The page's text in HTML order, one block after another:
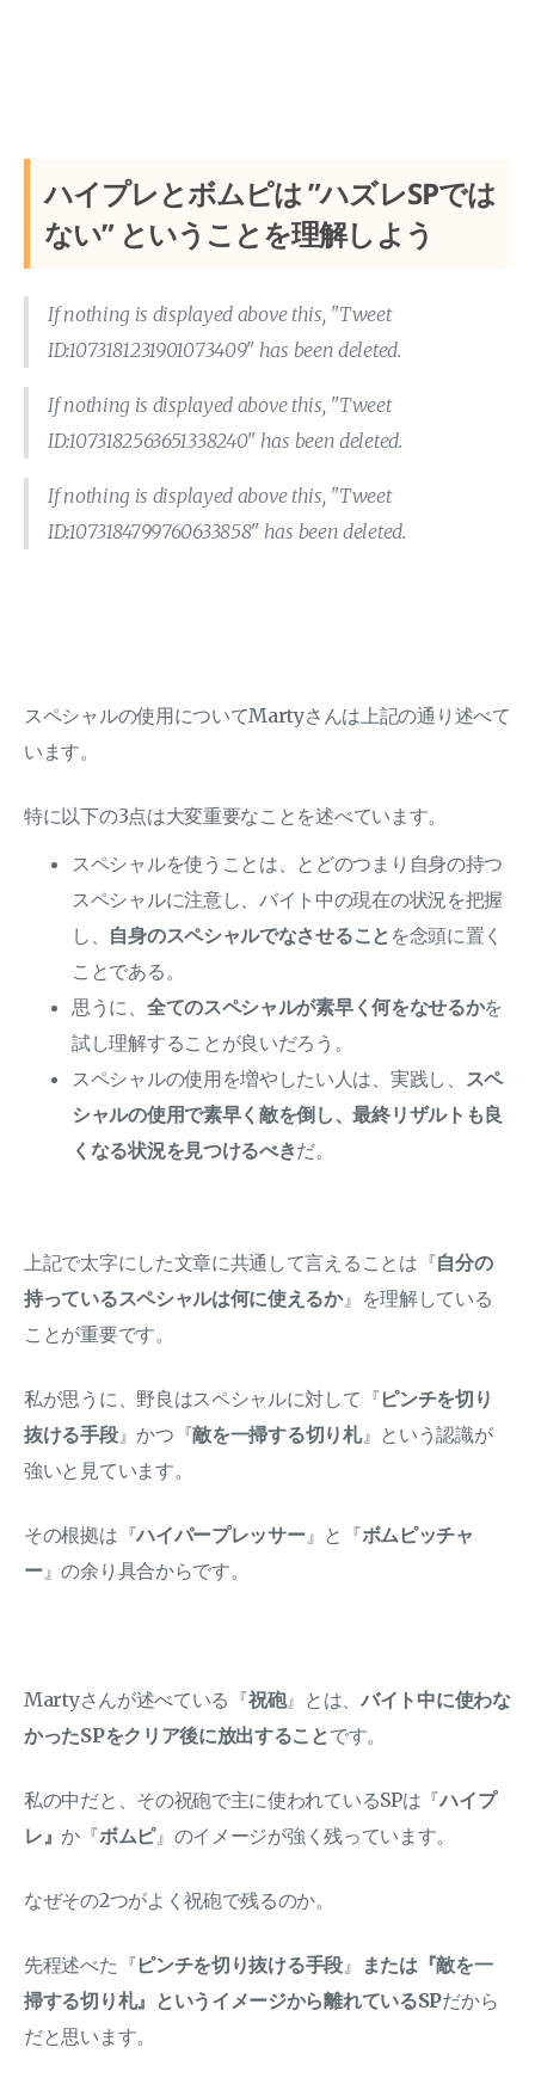
ハイプレとボムピは ”ハズレSPでは
ない” ということを理解しよう
If nothing is displayed above this, "Tweet
ID:1073181231901073409" has been deleted.
If nothing is displayed above this, "Tweet
ID:1073182563651338240" has been deleted.
If nothing is displayed above this, "Tweet
ID:1073184799760633858" has been deleted.
スペシャルの使用についてMartyさんは上記の通り述べて
います。
特に以下の3点は大変重要なことを述べています。
スペシャルを使うことは、とどのつまり自身の持つ
スペシャルに注意し、バイト中の現在の状況を把握
し、 自身のスペシャルでなさせること を念頭に置く
ことである。
思うに、 全てのスペシャルが素早く何をなせるかを
試し理解することが良いだろう。
スペシャルの使用を増やしたい人は、実践し、 スペ
シャルの使用で素早く敵を倒し、最終リザルトも良
くなる状況を見つけるべきだ。
上記で太字にした文章に共通して言えることは『自分の
持っているスペシャルは何に使えるか』を理解している
ことが重要です。
私が思うに、野良はスペシャルに対して『ピンチを切り
抜ける手段』かつ『敵を一掃する切り札』という認識が
強いと見ています。
その根拠は『ハイパープレッサー』と『ボムピッチャ
ー』の余り具合からです。
Martyさんが述べている『祝砲』とは、バイト中に使わな
かったSPをクリア後に放出することです。
私の中だと、その祝砲で主に使われているSPは『ハイプ
レ』か『ボムピ』のイメージが強く残っています。
なぜその2つがよく祝砲で残るのか。
先程述べた『ピンチを切り抜ける手段』 または『敵を一
掃する切り札』というイメージから離れているSPだから
だと思います。